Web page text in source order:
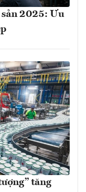
sản 2025: Ưu
tăng